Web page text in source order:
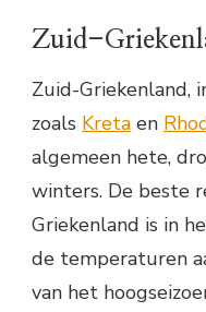
Zuid-
Zuid-Griekenland,
zoals Kreta en
algemeen hete,
winters. De beste
Griekenland is in
de temperaturen
van het